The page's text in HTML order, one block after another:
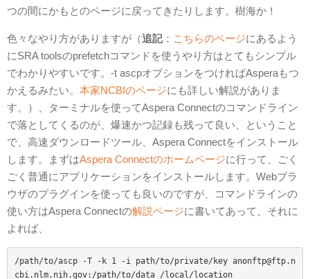
つの間にかもとのページに戻ってきたりします。樹海か！
色々なやり方がありますが（追記： こちらのページにあるよう
にSRA toolsのprefetchコマンドを使うやり方はとてもシンプル
でわかりやすいです。-t ascpオプションをつければAsperaもつ
かえるみたい。 本家NCBIのページにも詳しい解説がありま
す。）、ターミナルを使ってAspera Connectのコマンドライン
で落としてくるのが、爆速かつ記録も残って良い、ということ
で、高速ダウンロードツール、Aspera Connectをインストール
します。まずはAspera Connectのホームページに行って、ごく
ごく普通にアプリケーションをインストールします。Webブラ
ウザのプラグインを使っても良いのですが、コマンドラインの
使い方はAspera Connectの解説ページに書いてあって、それに
よれば、
/path/to/ascp -T -k 1 -i path/to/private/key anonftp@ftp.n
cbi.nlm.nih.gov:/path/to/data /local/location